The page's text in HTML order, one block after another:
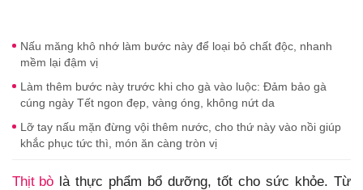
Nấu măng khô nhớ làm bước này để loại bỏ chất độc, nhanh
mềm lại đậm vị
Làm thêm bước này trước khi cho gà vào luộc: Đảm bảo gà
cúng ngày Tết ngon đẹp, vàng óng, không nứt da
Lỡ tay nấu mặn đừng vội thêm nước, cho thứ này vào nồi giúp
khắc phục tức thì, món ăn càng tròn vị
Thịt bò là thực phẩm bổ dưỡng, tốt cho sức khỏe. Từ